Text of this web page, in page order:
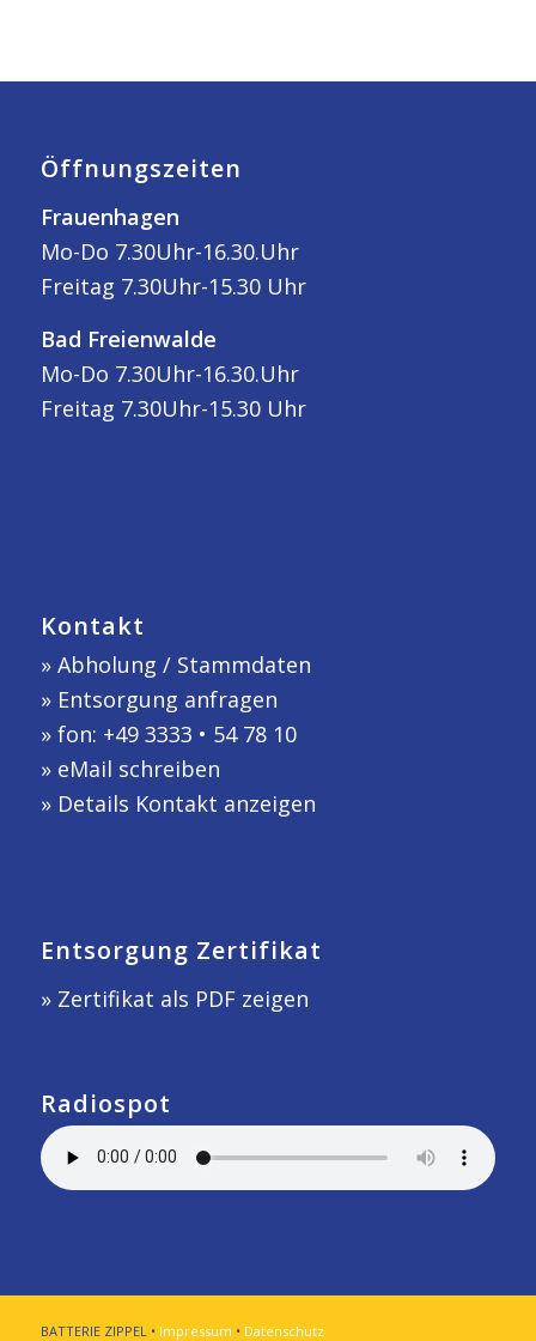
Öffnungszeiten
Frauenhagen
Mo-Do 7.30Uhr-16.30.Uhr
Freitag 7.30Uhr-15.30 Uhr
Bad Freienwalde
Mo-Do 7.30Uhr-16.30.Uhr
Freitag 7.30Uhr-15.30 Uhr
Kontakt
» Abholung / Stammdaten
» Entsorgung anfragen
» fon: +49 3333 • 54 78 10
» eMail schreiben
» Details Kontakt anzeigen
Entsorgung Zertifikat
» Zertifikat als PDF zeigen
Radiospot
BATTERIE ZIPPEL • Impressum • Datenschutz